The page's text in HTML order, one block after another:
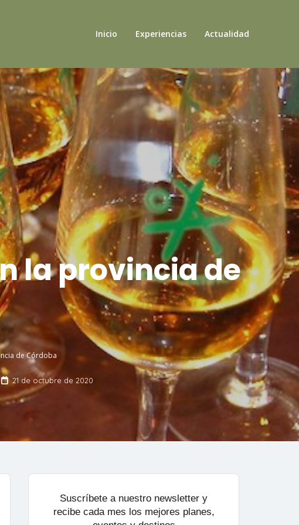
Inicio Experiencias Actualidad
la provincia de
de Córdoba
21 de octubre de 2020
Suscríbete a nuestro newsletter y
recibe cada mes los mejores planes,